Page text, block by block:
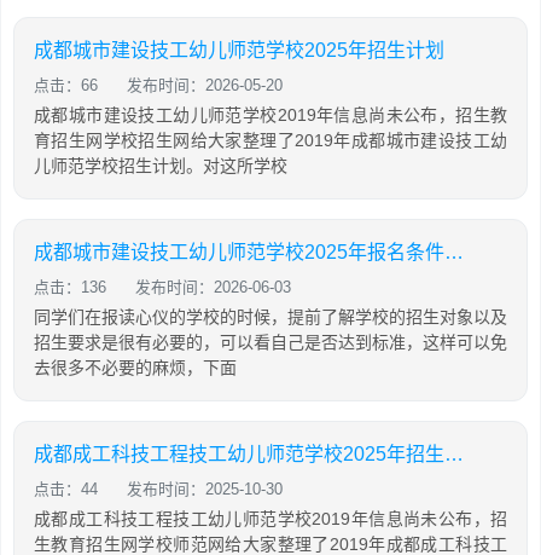
成都城市建设技工幼儿师范学校2025年招生计划
点击：66 发布时间：2026-05-20
成都城市建设技工幼儿师范学校2019年信息尚未公布，招生教
育招生网学校招生网给大家整理了2019年成都城市建设技工幼
儿师范学校招生计划。对这所学校
成都城市建设技工幼儿师范学校2025年报名条件、招生对象
点击：136 发布时间：2026-06-03
同学们在报读心仪的学校的时候，提前了解学校的招生对象以及
招生要求是很有必要的，可以看自己是否达到标准，这样可以免
去很多不必要的麻烦，下面
成都成工科技工程技工幼儿师范学校2025年招生计划
点击：44 发布时间：2025-10-30
成都成工科技工程技工幼儿师范学校2019年信息尚未公布，招
生教育招生网学校师范网给大家整理了2019年成都成工科技工